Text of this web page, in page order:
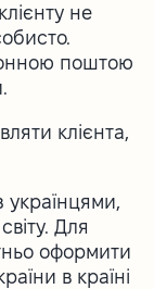
не
поштою
клієнта,
Для
оформити
в країні